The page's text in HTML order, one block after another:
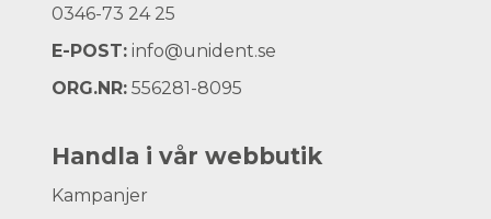
0346-73 24 25
E-POST: info@unident.se
ORG.NR: 556281-8095
Handla i vår webbutik
Kampanjer